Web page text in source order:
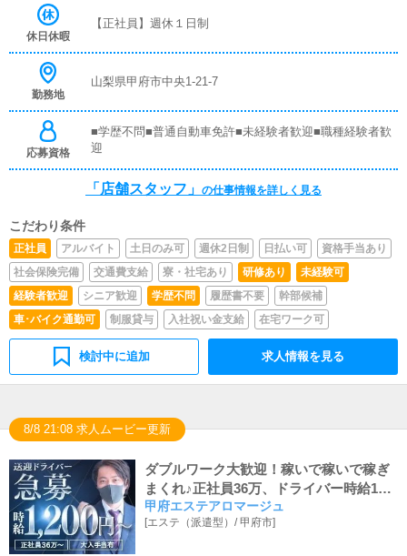
す。■企画の立案店舗イベントや店舗運営など様々な企画
など、売上UPに繋がる施策の提案を行っていただきま
の方が稼げるようにインターネットを使ったPR（写メ日
記）などの使い方などのアドバイスを行っていただきま
す。■PC更新業務ヘブンネットなど、ポータルサイト等の
はボタンを押すだけや、ブログの更新時に簡単に文字が入
お過ごしいただくため、店内の清掃や備品の管理・補充を
行っていただきます。仕事内容については、先輩スタッフ
が丁寧にお仕事をお教えしますので未経験者でもお気軽に
ご連絡ください！！※あなたの頑張りによって、昇給・賞
与もあります。
休日休暇
【正社員】週休１日制
勤務地
山梨県甲府市中央1-21-7
応募資格
■学歴不問■普通自動車免許■未経験者歓迎■職種経験者歓
迎
「店舗スタッフ」 の仕事情報を詳しく見る
こだわり条件
正社員 アルバイト 土日のみ可 週休2日制 日払い可
資格手当あり
社会保険完備
交通費支給 寮・社宅あり 研修あり
未経験可
経験者歓迎
シニア歓迎 学歴不問 履歴書不要
幹部候補
車･バイク通勤可
制服貸与 入社祝い金支給 在宅ワーク可
検討中に追加 求人情報を見る
8/8 21:08 求人ムービー更新
ダブルワーク大歓迎！稼いで稼いで稼ぎ
まくれ♪正社員36万、ドライバー時給120
0円～、社保完備
甲府エステアロマージュ
[エステ（派遣型）/甲府市]